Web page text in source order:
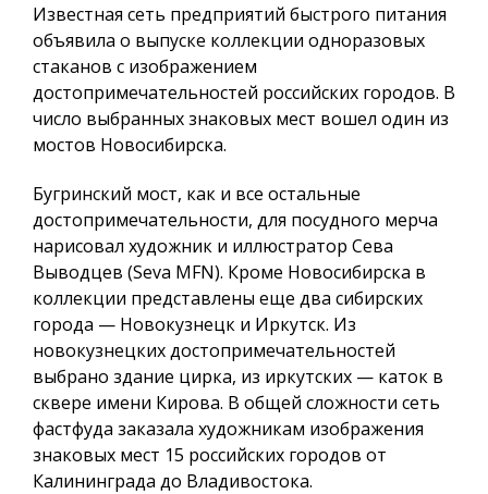
Известная сеть предприятий быстрого питания
объявила о выпуске коллекции одноразовых
стаканов с изображением
достопримечательностей российских городов. В
число выбранных знаковых мест вошел один из
мостов Новосибирска.
Бугринский мост, как и все остальные
достопримечательности, для посудного мерча
нарисовал художник и иллюстратор Сева
Выводцев (Seva MFN). Кроме Новосибирска в
коллекции представлены еще два сибирских
города — Новокузнецк и Иркутск. Из
новокузнецких достопримечательностей
выбрано здание цирка, из иркутских — каток в
сквере имени Кирова. В общей сложности сеть
фастфуда заказала художникам изображения
знаковых мест 15 российских городов от
Калининграда до Владивостока.